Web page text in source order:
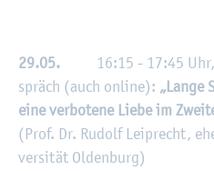
29.05. 16:15 - 17:45
spräch (auch on­line): „Lange
eine ver­bo­te­ne Liebe im
(Prof. Dr. Ru­dolf Lei­precht,
ver­si­tät Ol­den­burg)